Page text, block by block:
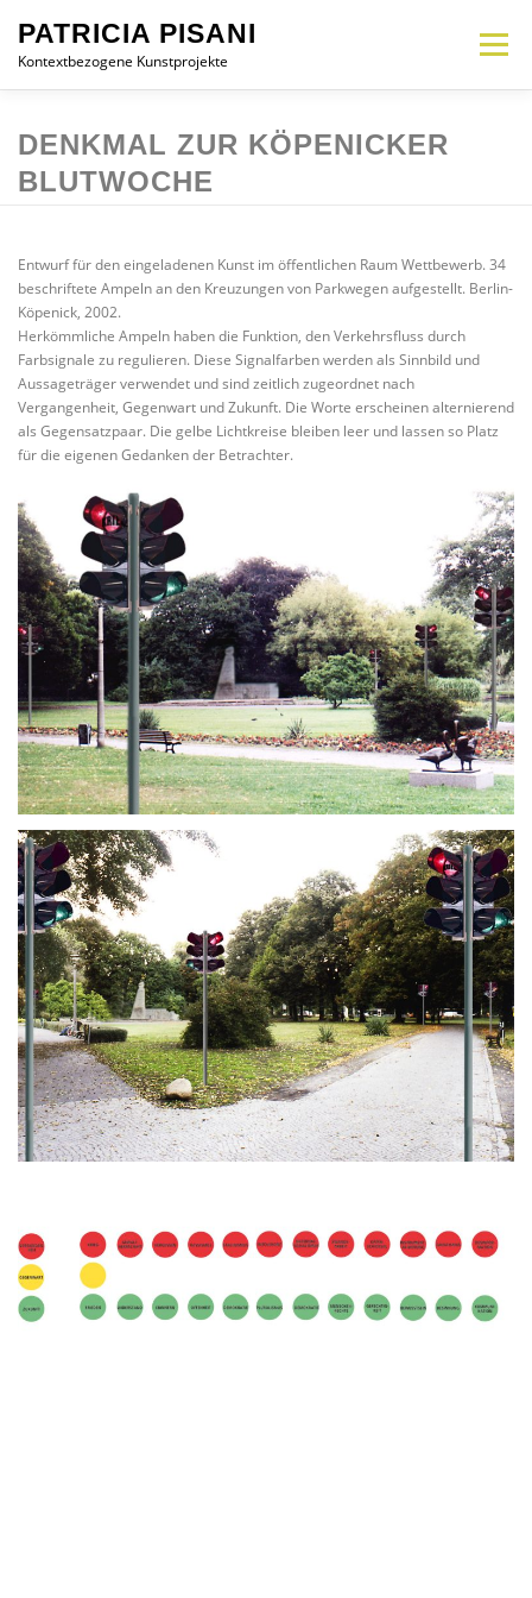
Inhalt
springen
PATRICIA PISANI
Kontextbezogene Kunstprojekte
Menü
MEMORIAL INTERVENTION INSTALLATION OBJEKT
DENKMAL ZUR KÖPENICKER
BLUTWOCHE
Entwurf für den eingeladenen Kunst im öffentlichen Raum Wettbewerb. 34
beschriftete Ampeln an den Kreuzungen von Parkwegen aufgestellt. Berlin-
Köpenick, 2002.
Herkömmliche Ampeln haben die Funktion, den Verkehrsfluss durch
Farbsignale zu regulieren. Diese Signalfarben werden als Sinnbild und
Aussageträger verwendet und sind zeitlich zugeordnet nach
Vergangenheit, Gegenwart und Zukunft. Die Worte erscheinen alternierend
als Gegensatzpaar. Die gelbe Lichtkreise bleiben leer und lassen so Platz
für die eigenen Gedanken der Betrachter.